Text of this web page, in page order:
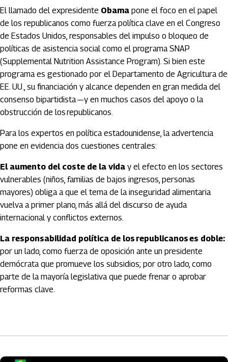
El llamado del expresidente Obama pone el foco en el papel
de los republicanos como fuerza política clave en el Congreso
de Estados Unidos, responsables del impulso o bloqueo de
políticas de asistencia social como el programa SNAP
(Supplemental Nutrition Assistance Program). Si bien este
programa es gestionado por el Departamento de Agricultura de
EE. UU., su financiación y alcance dependen en gran medida del
consenso bipartidista —y en muchos casos del apoyo o la
obstrucción de los republicanos.
Para los expertos en política estadounidense, la advertencia
pone en evidencia dos cuestiones centrales:
El aumento del coste de la vida y el efecto en los sectores
vulnerables (niños, familias de bajos ingresos, personas
mayores) obliga a que el tema de la inseguridad alimentaria
vuelva a primer plano, más allá del discurso de ayuda
internacional y conflictos externos.
La responsabilidad política de los republicanos es doble:
por un lado, como fuerza de oposición ante un presidente
demócrata que promueve los subsidios; por otro lado, como
parte de la mayoría legislativa que puede frenar o aprobar
reformas clave.